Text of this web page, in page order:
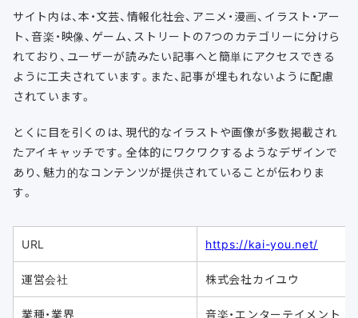
サイト内は、本・文芸、情報化社会、アニメ・漫画、イラスト・アー
ト、音楽・映像、ゲーム、ストリートの7つのカテゴリーに分けら
れており、ユーザーが読みたい記事へと簡単にアクセスできる
ように工夫されています。また、記事が埋もれないように配慮
されています。
とくに目を引くのは、現代的なイラストや画像が多数掲載され
たアイキャッチです。全体的にワクワクするようなデザインで
あり、魅力的なコンテンツが提供されていることが伝わりま
す。
URL https://kai-you.net/
運営会社 株式会社カイユウ
業種・業界 音楽・エンターテイメント